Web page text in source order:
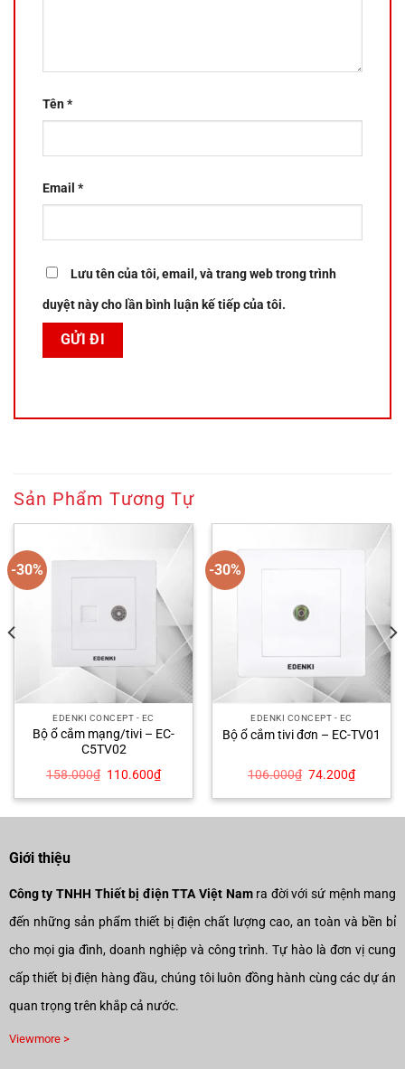
Tên*
Email *
Lưu tên của tôi, email, và trang web trong trình
duyệt này cho lần bình luận kế tiếp của tôi.
Sản Phẩm Tương Tự
-30%
EDENKI CONCEPT - EC
Bộ ổ cắm mạng/tivi – EC-
C5TV02
158.000₫ Giá
là:
110.600₫Giá
hiện
tại
110.600₫.
-30%
EDENKI CONCEPT - EC
Bộ ổ cắm tivi đơn – EC-TV01
106.000₫ Giá
là:
74.200₫Giá
hiện
tại
74.200₫.
Giới thiệu
Công ty TNHH Thiết bị điện TTA Việt Namra đời với sứ mệnh mang
đến những sản phẩm thiết bị điện chất lượng cao, an toàn và bền bỉ
cho mọi gia đình, doanh nghiệp và công trình. Tự hào là đơn vị cung
cấp thiết bị điện hàng đầu, chúng tôi luôn đồng hành cùng các dự án
quan trọng trên khắp cả nước.
Viewmore >